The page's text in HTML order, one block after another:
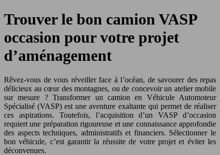
Trouver le bon camion VASP
occasion pour votre projet
d’aménagement
Rêvez-vous de vous réveiller face à l’océan, de savourer des repas
délicieux au cœur des montagnes, ou de concevoir un atelier mobile
sur mesure ? Transformer un camion en Véhicule Automoteur
Spécialisé (VASP) est une aventure exaltante qui permet de réaliser
ces aspirations. Toutefois, l’acquisition d’un VASP d’occasion
requiert une préparation rigoureuse et une connaissance approfondie
des aspects techniques, administratifs et financiers. Sélectionner le
bon véhicule, c’est garantir la réussite de votre projet et éviter les
déconvenues.